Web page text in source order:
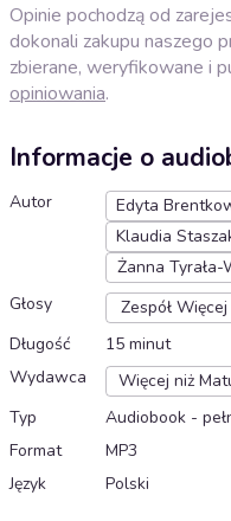
Opinie pochodzą od
dokonali zakupu naszego
zbierane, weryfikowane i
opiniowania.
Informacje o
Autor Edyta
Klaudia
Żanna Tyrała-
Głosy
Zespół
Długość
15 minut
Wydawca
Więcej niż
Typ
Audiobook -
Format
MP3
Język
Polski